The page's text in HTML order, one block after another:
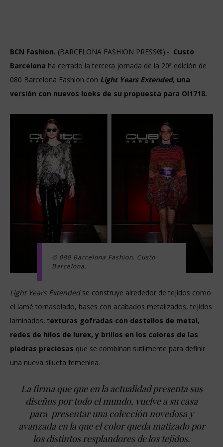
BCN Fashion. (BARCELONA FASHION PRESS®).- Custo
Barcelona ha cerrado la tercera jornada de la 20ª edición de
080 Barcelona Fashion con Light Years Extended, una
versión con nuevos looks de su propuesta para OI1718.
© 080 Barcelona Fashion. Custo
Barcelona.
Light Years Extendedse construye alrededor de tejidos como
el lamé tornasolado, bases con acabados metalizados, tejidos
laminados, texturas gofradas con destellos de metal,
redes de hilos de lurex, y brillos en los colores de las
piedras preciosas que se combinan sutilmente para definir
una nueva silueta femenina.
La firma que que en la actualidad presenta sus
diseños por todo el mundo, vuelve a su casa
para presentar una colección novedosa y
avanzada en la que el color queda matizado por
los distintos resplandores de los tejidos.